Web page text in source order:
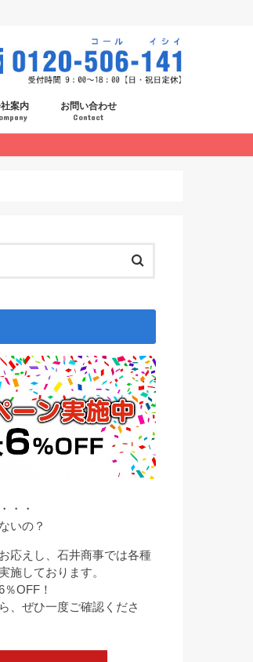
案内 お問い合わせ
Contact
・・
いの？
応えし、石井商事では各種
施しております。
OFF！
、ぜひ一度ご確認くださ